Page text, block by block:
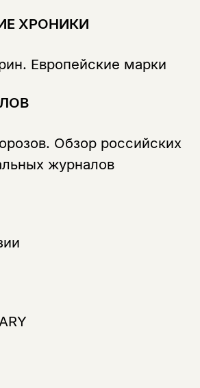
ХРОНИКИ
Европейские марки
Обзор российских
журналов